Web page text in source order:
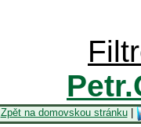
Zpět na domovskou stránku|